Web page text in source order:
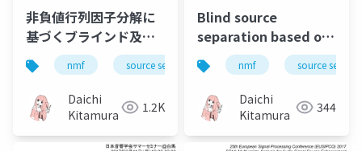
非負値行列因子分解に
基づくブラインド及び
教師あり音楽音源分離
の効果的最適化法
nmf source separation music bss
Daichi
Kitamura
1.2K
Blind source
separation based on
independent low-
rank matrix analysis
and its extension to
Student's t-
distribution
nmf source
Daichi
Kitamura
344